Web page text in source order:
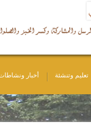
تعليم وتنشئة أخبار